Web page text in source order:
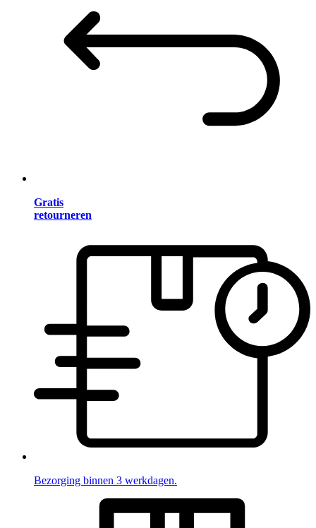
Gratis
retourneren
Bezorging binnen 3 werkdagen.